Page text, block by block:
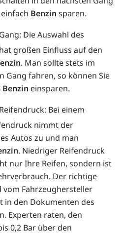
Benzin sparen.
Die Auswahl des
großen Einfluss auf den
. Man sollte stets im
Gang fahren, so können Sie
Benzin einsparen.
Bei einem
nimmt der
Autos zu und man
. Niedriger Reifendruck
nur Ihre Reifen, sondern ist
Der richtige
vom Fahrzeughersteller
in den Dokumenten des
Experten raten, den
0,2 Bar über den